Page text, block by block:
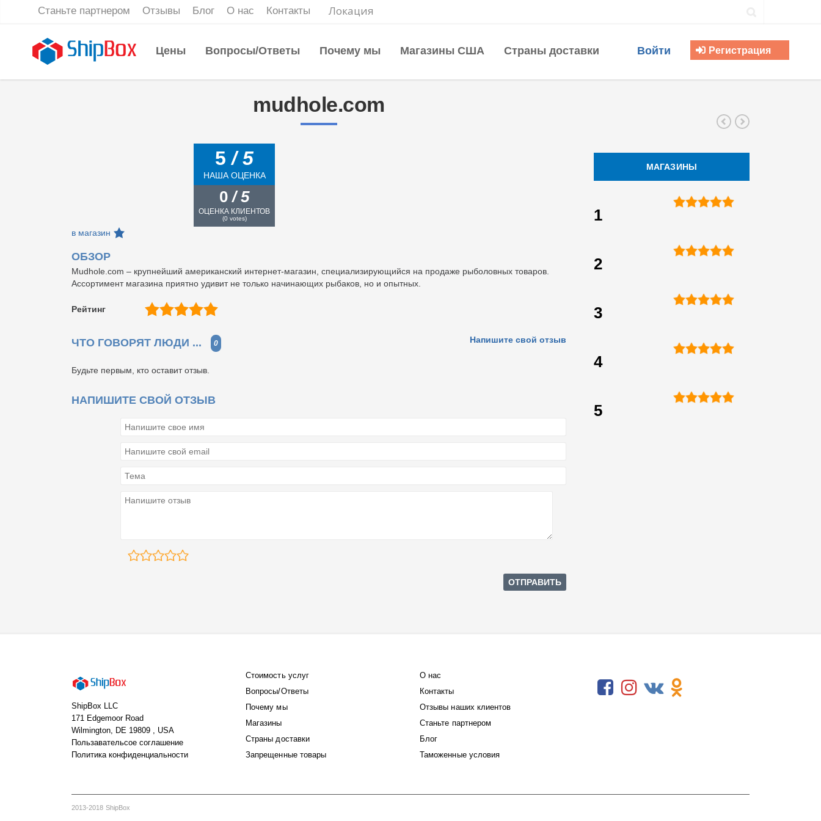
Станьте партнером Отзывы Блог О нас Контакты Локация
Цены Вопросы/Ответы Почему мы Магазины США Страны доставки Войти Регистрация
mudhole.com
5/ 5
НАША ОЦЕНКА
0 / 5
ОЦЕНКА КЛИЕНТОВ
(0votes)
в магазин
ОБЗОР
Mudhole.com – крупнейший американский интернет-магазин, специализирующийся на продаже рыболовных товаров.
Ассортимент магазина приятно удивит не только начинающих рыбаков, но и опытных.
Рейтинг
ЧТО ГОВОРЯТ ЛЮДИ ... 0 Напишите свой отзыв
Будьте первым, кто оставит отзыв.
НАПИШИТЕ СВОЙ ОТЗЫВ
МАГАЗИНЫ
1
2
3
4
5
ShipBox LLC
171 Edgemoor Road
Wilmington, DE 19809 , USA
Пользавательсое соглашение
Политика конфиденциальности
Стоимость услуг
Вопросы/Ответы
Почему мы
Магазины
Страны доставки
Запрещенные товары
О нас
Контакты
Отзывы наших клиентов
Станьте партнером
Блог
Таможенные условия
2013-2018 ShipBox